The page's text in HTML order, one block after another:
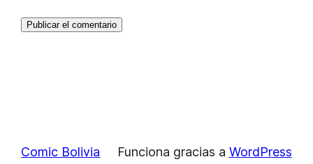
Comic Bolivia Funciona gracias a WordPress